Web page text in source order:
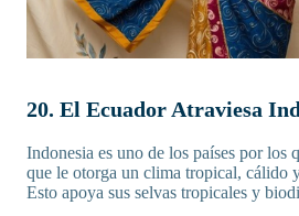
20. El Ecuador Atraviesa
Indonesia es uno de los países por los
que le otorga un clima tropical, cálido
Esto apoya sus selvas tropicales y